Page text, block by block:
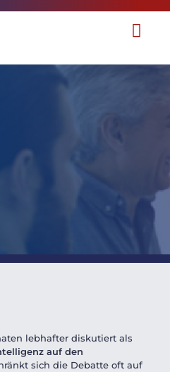
Legal
Konferenz
lebhafter diskutiert als
auf den
sich die Debatte oft auf